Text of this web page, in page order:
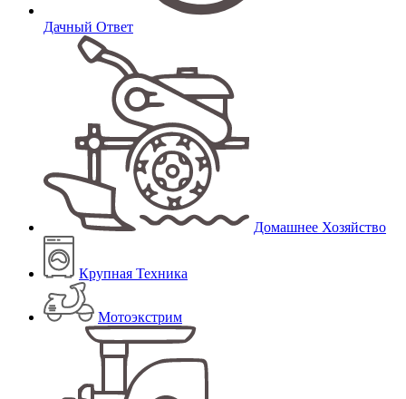
Дачный Ответ
Домашнее Хозяйство
Крупная Техника
Мотоэкстрим